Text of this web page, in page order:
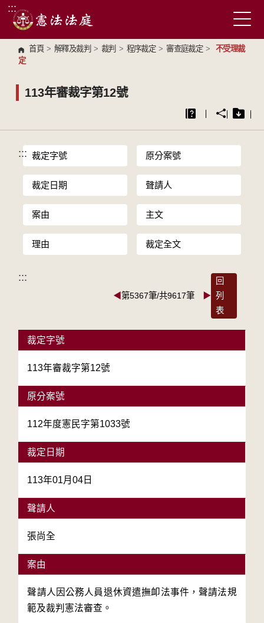
跳到主要內容區塊
:::
首頁 > 解釋及裁判 > 裁判 > 程序裁定 > 審查庭裁定 >
不受理裁
定
113年審裁字第12號
::: 裁定字號 原分案號
裁定日期 聲請人
案由 主文
理由 裁定全文
:::
◀第5367筆/共9617筆 ▶
回
列
表
裁定字號
113年審裁字第12號
原分案號
112年度憲民字第1033號
裁定日期
113年01月04日
聲請人
張尚全
案由
聲請人因公務人員退休資遣撫卹法事件，聲請法規
範及裁判憲法審查。